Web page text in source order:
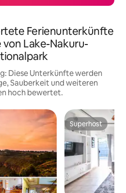
Ferienunterkünfte
von Lake-Nakuru-
Diese Unterkünfte werden
Sauberkeit und weiteren
hoch bewertet.
Superhost
Superhost